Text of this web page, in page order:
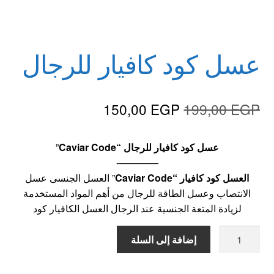
العاب زوجية
خواتم هزازه
زيوت مساج و نكهات للمداعبه
سلة المشتريات
عسل كود كافيار للرجال
199,00EGP
السعر
هو:
199,00 EGP.
150,00 EGP
هو:
150,00 EGP.
عسل كود كافيار للرجال “Caviar Code
”
————-
العسل كود كافيار “Caviar Code
” العسل الجنسى عسل
الانتصاب وعسل الطاقة للرجال من أهم المواد المستخدمة
لزيادة المتعة الجنسية عند الرجال العسل الكافيار كود
عسل
إضافة إلى السلة